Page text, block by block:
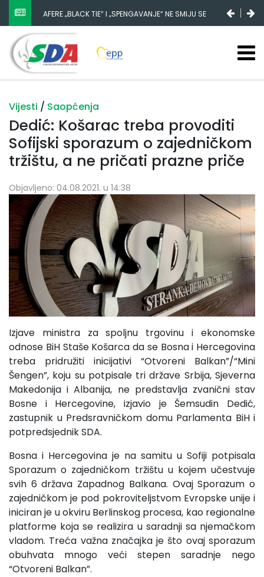
AFERE „BLACK TIE“ I „SPENGAVANJE“ NE SMIJU SE
ZATAŠKATI
Vijesti / Saopćenja
Dedić: Košarac treba provoditi
Sofijski sporazum o zajedničkom
tržištu, a ne pričati prazne priče
Objavljeno: 04.08.2021. u 14:38
Izjave ministra za spoljnu trgovinu i ekonomske
odnose BiH Staše Košarca da se Bosna i Hercegovina
treba pridružiti inicijativi “Otvoreni Balkan”/“Mini
Šengen”, koju su potpisale tri države Srbija, Sjeverna
Makedonija i Albanija, ne predstavlja zvanični stav
Bosne i Hercegovine, izjavio je Šemsudin Dedić,
zastupnik u Predsravničkom domu Parlamenta BiH i
potpredsjednik SDA.
Bosna i Hercegovina je na samitu u Sofiji potpisala
Sporazum o zajedničkom tržištu u kojem učestvuje
svih 6 država Zapadnog Balkana. Ovaj Sporazum o
zajedničkom je pod pokroviteljstvom Evropske unije i
iniciran je u okviru Berlinskog procesa, kao regionalne
platforme koja se realizira u saradnji sa njemačkom
vladom. Treća važna značajka je što ovaj sporazum
obuhvata mnogo veći stepen saradnje nego
“Otvoreni Balkan”.